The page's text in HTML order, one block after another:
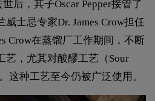
后，其子Oscar Pepper接管了
士忌专家Dr. James Crow担任
Crow在蒸馏厂工作期间，不断
艺，尤其对酸醪工艺（Sour
这种工艺至今仍被广泛使用。